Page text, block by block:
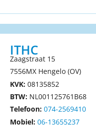
ITHC
Zaagstraat 15
7556MX Hengelo (OV)
KVK: 08135852
BTW: NL001125761B68
Telefoon: 074-2569410
Mobiel: 06-13655237